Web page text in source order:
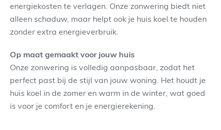
energiekosten te verlagen. Onze zonwering biedt niet
alleen schaduw, maar helpt ook je huis koel te houden
zonder extra energieverbruik.
Op maat gemaakt voor jouw huis
Onze zonwering is volledig aanpasbaar, zodat het
perfect past bij de stijl van jouw woning. Het houdt je
huis koel in de zomer en warm in de winter, wat goed
is voor je comfort en je energierekening.